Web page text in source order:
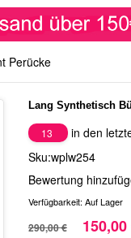
Perücke
Lang Synthetisch
13
in den
Sku:wplw254
Bewertung
Verfügbarkeit: Auf Lager
290,00 € 150,00